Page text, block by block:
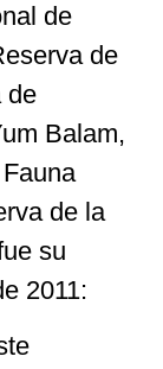
de
de
de
Balam,
de la
su
2011: